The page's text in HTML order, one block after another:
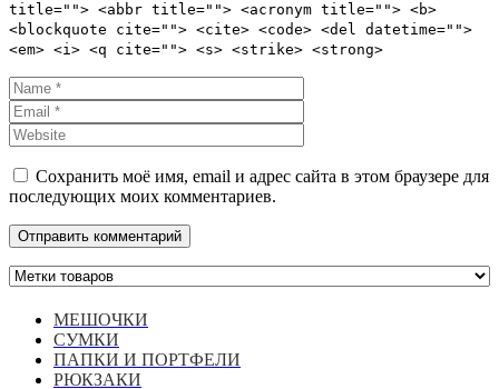
title=""> <abbr title=""> <acronym title=""> <b>
<blockquote cite=""> <cite> <code> <del datetime="">
<em> <i> <q cite=""> <s> <strike> <strong>
Сохранить моё имя, email и адрес сайта в этом браузере для
последующих моих комментариев.
МЕШОЧКИ
СУМКИ
ПАПКИ И ПОРТФЕЛИ
РЮКЗАКИ